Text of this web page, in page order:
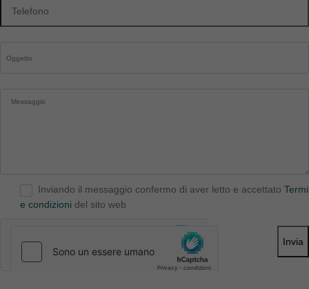
Inviando il messaggio confermo di aver letto e accettato
e condizioni del sito web
Invia